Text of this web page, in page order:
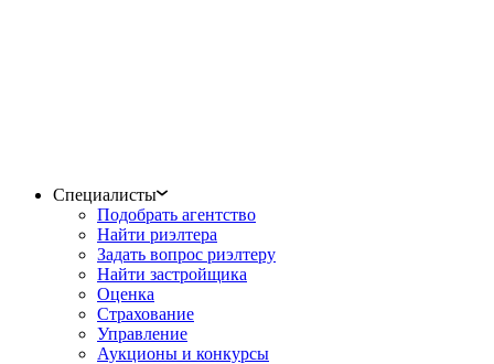
Специалисты
Подобрать агентство
Найти риэлтера
Задать вопрос риэлтеру
Найти застройщика
Оценка
Страхование
Управление
Аукционы и конкурсы